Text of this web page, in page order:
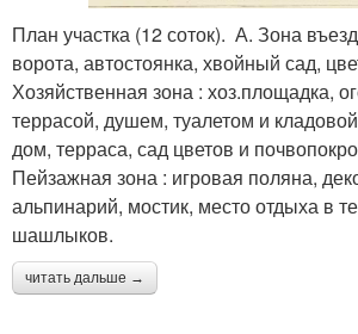
План участка (12 соток). А. Зона
ворота, автостоянка, хвойный сад,
Хозяйственная зона : хоз.площадка,
террасой, душем, туалетом и
дом, терраса, сад цветов и
Пейзажная зона : игровая поляна,
альпинарий, мостик, место отдыха в
шашлыков.
читать дальше →